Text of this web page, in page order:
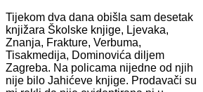
Tijekom dva dana obišla sam desetak
knjižara Školske knjige, Ljevaka,
Znanja, Frakture, Verbuma,
Tisakmedija, Dominovića diljem
Zagreba. Na policama nijedne od njih
nije bilo Jahićeve knjige. Prodavači su